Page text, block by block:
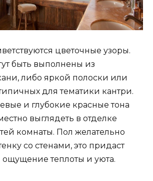
цветочные узоры.
быть выполнены из
либо яркой полоски или
для тематики кантри.
и глубокие красные тона
выглядеть в отделке
комнаты. Пол желательно
со стенами, это придаст
теплоты и уюта.